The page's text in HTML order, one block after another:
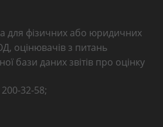
для фізичних або юридичних
оцінювачів з питань
бази даних звітів про оцінку
32-58;